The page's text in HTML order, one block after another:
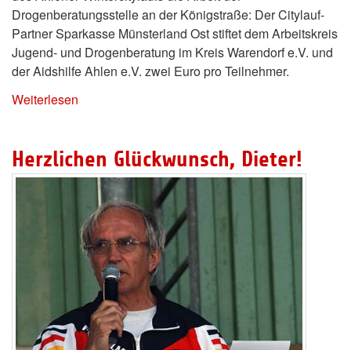
Drogenberatungsstelle an der Königstraße: Der Citylauf-
Partner Sparkasse Münsterland Ost stiftet dem Arbeitskreis
Jugend- und Drogenberatung im Kreis Warendorf e.V. und
der Aidshilfe Ahlen e.V. zwei Euro pro Teilnehmer.
Weiterlesen
Herzlichen Glückwunsch, Dieter!